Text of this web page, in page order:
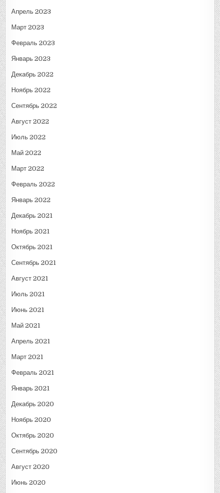
Апрель 2023
Март 2023
Февраль 2023
Январь 2023
Декабрь 2022
Ноябрь 2022
Сентябрь 2022
Август 2022
Июль 2022
Май 2022
Март 2022
Февраль 2022
Январь 2022
Декабрь 2021
Ноябрь 2021
Октябрь 2021
Сентябрь 2021
Август 2021
Июль 2021
Июнь 2021
Май 2021
Апрель 2021
Март 2021
Февраль 2021
Январь 2021
Декабрь 2020
Ноябрь 2020
Октябрь 2020
Сентябрь 2020
Август 2020
Июнь 2020